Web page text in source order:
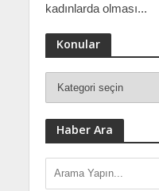
kadınlarda olması...
Konular
Haber Ara